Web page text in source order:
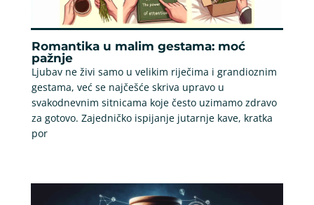
Romantika u malim gestama: moć
pažnje
Ljubav ne živi samo u velikim riječima i grandioznim
gestama, već se najčešće skriva upravo u
svakodnevnim sitnicama koje često uzimamo zdravo
za gotovo. Zajedničko ispijanje jutarnje kave, kratka
por